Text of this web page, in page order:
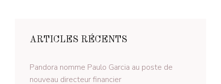
ARTICLES RÉCENTS
Pandora nomme Paulo Garcia au poste de
nouveau directeur financier